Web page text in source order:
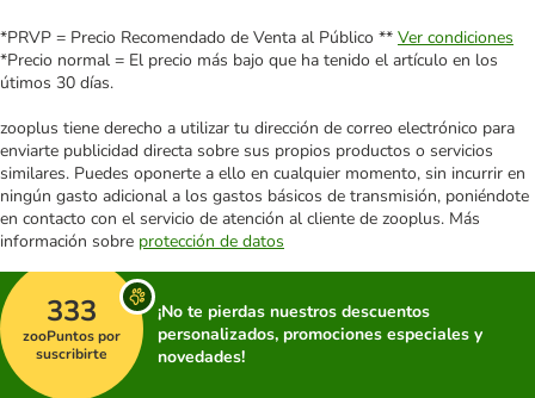
*PRVP = Precio Recomendado de Venta al Público ** Ver condiciones
*Precio normal = El precio más bajo que ha tenido el artículo en los
útimos 30 días.
zooplus tiene derecho a utilizar tu dirección de correo electrónico para
enviarte publicidad directa sobre sus propios productos o servicios
similares. Puedes oponerte a ello en cualquier momento, sin incurrir en
ningún gasto adicional a los gastos básicos de transmisión, poniéndote
en contacto con el servicio de atención al cliente de zooplus. Más
información sobre protección de datos
333
zooPuntos por
suscribirte
¡No te pierdas nuestros descuentos
personalizados, promociones especiales y
novedades!